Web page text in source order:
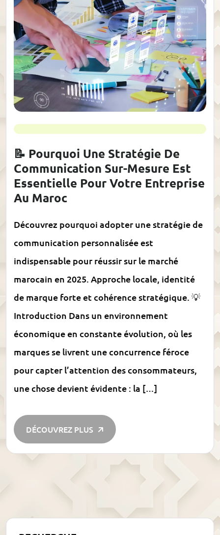
📝 Pourquoi Une Stratégie De
Communication Sur-Mesure Est
Essentielle Pour Votre Entreprise
Au Maroc
Découvrez pourquoi adopter une stratégie de
communication personnalisée est
indispensable pour réussir sur le marché
marocain en 2025. Approche locale, identité
de marque forte et cohérence stratégique. 💡
Introduction Dans un environnement
économique en constante évolution, où les
marques se livrent une concurrence féroce
pour capter l’attention des consommateurs,
une chose devient évidente : la […]
DÉCOUVREZ PLUS